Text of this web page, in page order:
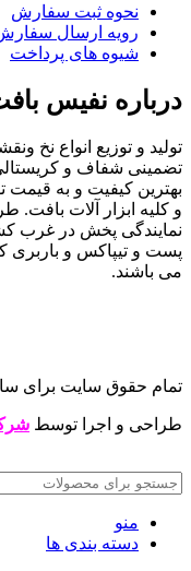
نحوه ثبت سفارش
رویه ارسال
شیوه های پرداخت
درباره نفیس
تولید و توزیع انواع نخ
بهترین کیفیت و به
و کلیه ابزار آلات بافت.
نمایندگی پخش در غرب
پست و تیپاکس و باربری
می باشند.
تمام حقوق سایت برای
طراحی و اجرا توسط
منو
دسته بندی ها